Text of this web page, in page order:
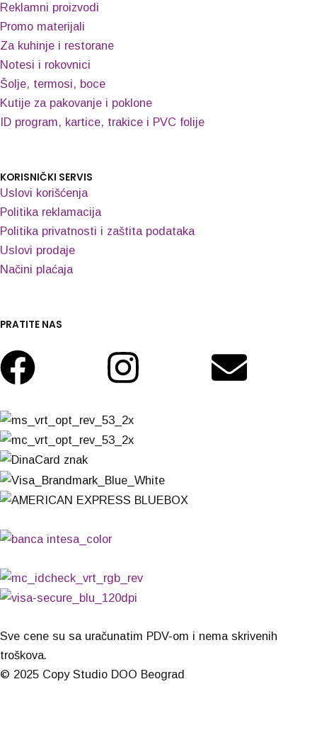
Reklamni proizvodi
Promo materijali
Za kuhinje i restorane
Notesi i rokovnici
Šolje, termosi, boce
Kutije za pakovanje i poklone
ID program, kartice, trakice i PVC folije
KORISNIČKI SERVIS
Uslovi korišćenja
Politika reklamacija
Politika privatnosti i zaštita podataka
Uslovi prodaje
Načini plaćaja
PRATITE NAS
FacebookInstagram
Sve cene su sa uračunatim PDV-om i nema skrivenih
troškova.
© 2025 Copy Studio DOO Beograd